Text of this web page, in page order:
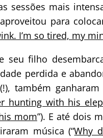
sessões mais
para
I’m so tired, my
seu filho
perdida e
também
hunting with his
mom”). E até dois
música (“Why